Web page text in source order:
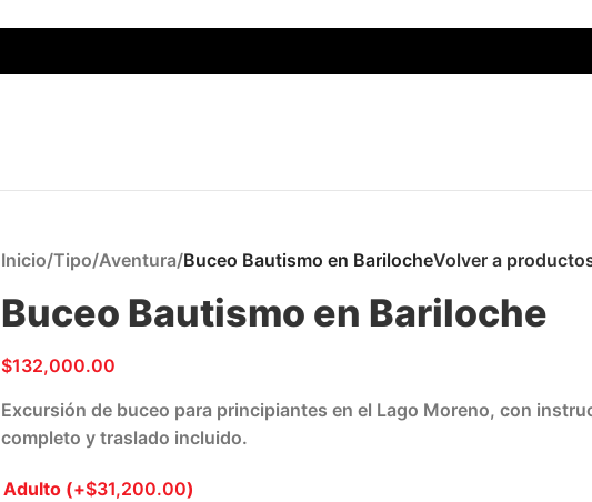
Inicio/Tipo/Aventura/Buceo Bautismo en BarilocheVolver a
Buceo Bautismo en Bariloche
$132,000.00
Excursión de buceo para principiantes en el Lago Moreno, con
completo y traslado incluido.
Adulto (+$31,200.00)